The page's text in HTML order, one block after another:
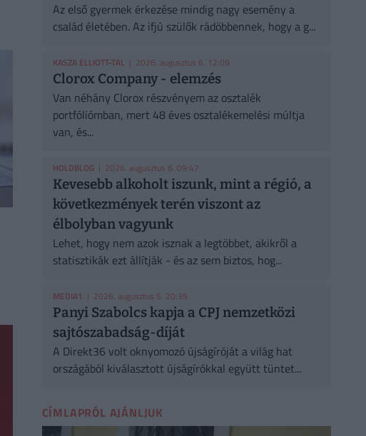
Az első gyermek érkezése mindig nagy esemény a
család életében. Az ifjú szülők rádöbbennek, hogy a g...
KASZA ELLIOTT-TAL| 2026. augusztus 6. 12:09
Clorox Company - elemzés
Van néhány Clorox részvényem az osztalék
portfóliómban, mert 48 éves osztalékemelési múltja
van, és...
HOLDBLOG| 2026. augusztus 6. 09:47
Kevesebb alkoholt iszunk, mint a régió, a
következmények terén viszont az
élbolyban vagyunk
Lehet, hogy nem azok isznak a legtöbbet, akikről a
statisztikák ezt állítják - és az sem biztos, hog...
MEDIA1 | 2026. augusztus 5. 20:35
Panyi Szabolcs kapja a CPJ nemzetközi
sajtószabadság-díját
A Direkt36 volt oknyomozó újságíróját a világ hat
országából kiválasztott újságírókkal együtt tüntet...
CÍMLAPRÓL AJÁNLJUK